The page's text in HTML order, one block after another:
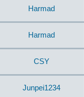
Harmad
Harmad
CSY
Junpei1234